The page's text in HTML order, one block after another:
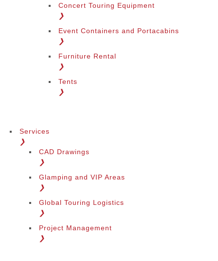
Concert Touring Equipment
❯
Event Containers and Portacabins
❯
Furniture Rental
❯
Tents
❯
Services
❯
CAD Drawings
❯
Glamping and VIP Areas
❯
Global Touring Logistics
❯
Project Management
❯